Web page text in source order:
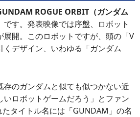
ROGUE ORBIT（ガンダム
です。発表映像では序盤、ロボット
展開。このロボットですが、頭の「V
くデザイン、いわゆる「ガンダム
存のガンダムと似ても似つかない近
いロボットゲームだろう」とファン
タイトル名には「GUNDAM」の名